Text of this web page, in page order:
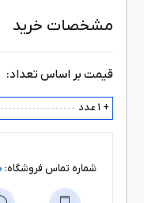
مشخصات خرید
قیمت بر اساس تعداد:
+ 1 عدد
شماره تماس فروشگاه: